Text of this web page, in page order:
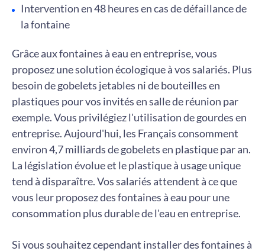
Intervention en 48 heures en cas de défaillance de
la fontaine
Grâce aux fontaines à eau en entreprise, vous
proposez une solution écologique à vos salariés. Plus
besoin de gobelets jetables ni de bouteilles en
plastiques pour vos invités en salle de réunion par
exemple. Vous privilégiez l'utilisation de gourdes en
entreprise. Aujourd'hui, les Français consomment
environ 4,7 milliards de gobelets en plastique par an.
La législation évolue et le plastique à usage unique
tend à disparaître. Vos salariés attendent à ce que
vous leur proposez des fontaines à eau pour une
consommation plus durable de l'eau en entreprise.
Si vous souhaitez cependant installer des fontaines à